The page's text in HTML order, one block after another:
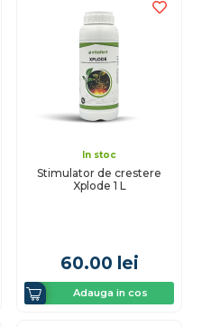
In stoc
Stimulator de crestere
Xplode 1 L
60.00 lei
Adauga in cos